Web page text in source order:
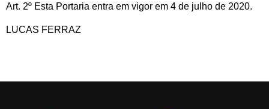
Art. 2º Esta Portaria entra em vigor em 4 de julho de 2020.
LUCAS FERRAZ